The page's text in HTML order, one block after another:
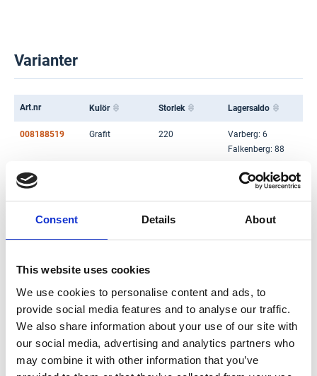
Consent Details About
This website uses cookies
We use cookies to personalise content and ads, to
provide social media features and to analyse our traffic.
We also share information about your use of our site with
our social media, advertising and analytics partners who
may combine it with other information that you’ve
Varianter
Art.nr Kulör Storlek Lagersaldo
008188519 Grafit 220
Varberg: 6
Falkenberg: 88
008188520
Varberg: 21
Falkenberg: 32
008188522 470
Varberg: 0
001343799 Vit 170
Varberg: 39
Falkenberg: 56
001343800 Vit 220
Varberg: 30
Falkenberg: 80